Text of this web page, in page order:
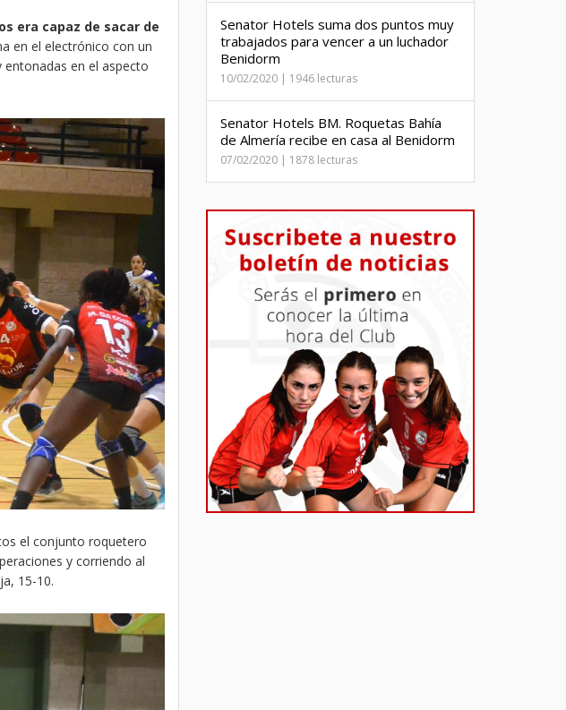
era capaz de sacar de
en el electrónico con un
en el aspecto
el conjunto roquetero
y corriendo al
15-10.
Senator Hotels suma dos puntos muy
trabajados para vencer a un luchador
Benidorm
10/02/2020 | 1946 lecturas
Senator Hotels BM. Roquetas Bahía
de Almería recibe en casa al Benidorm
07/02/2020 | 1878 lecturas